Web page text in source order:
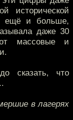
исторической
ещё и больше,
даже 30
массовые и
сказать, что
в лагерях